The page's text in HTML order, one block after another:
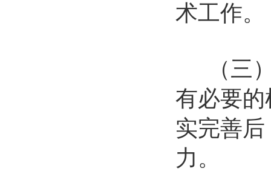
术工作。
（三）
有必要
实完善
力。